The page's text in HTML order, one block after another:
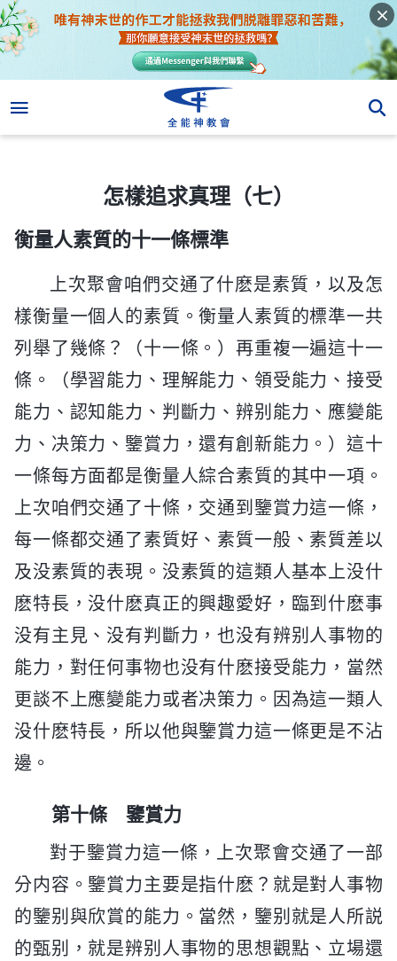
怎樣追求真理（七）
衡量人素質的十一條標準
上次聚會咱們交通了什麽是素質，以及怎
樣衡量一個人的素質。衡量人素質的標準一共
列舉了幾條？（十一條。）再重複一遍這十一
條。（學習能力、理解能力、領受能力、接受
能力、認知能力、判斷力、辨别能力、應變能
力、决策力、鑒賞力，還有創新能力。）這十
一條每方面都是衡量人綜合素質的其中一項。
上次咱們交通了十條，交通到鑒賞力這一條，
每一條都交通了素質好、素質一般、素質差以
及没素質的表現。没素質的這類人基本上没什
麽特長，没什麽真正的興趣愛好，臨到什麽事
没有主見、没有判斷力，也没有辨别人事物的
能力，對任何事物也没有什麽接受能力，當然
更談不上應變能力或者决策力。因為這一類人
没什麽特長，所以他與鑒賞力這一條更是不沾
邊。
第十條 鑒賞力
對于鑒賞力這一條，上次聚會交通了一部
分内容。鑒賞力主要是指什麽？就是對人事物
的鑒别與欣賞的能力。當然，鑒别就是人所説
的甄别，就是辨别人事物的思想觀點、立場還